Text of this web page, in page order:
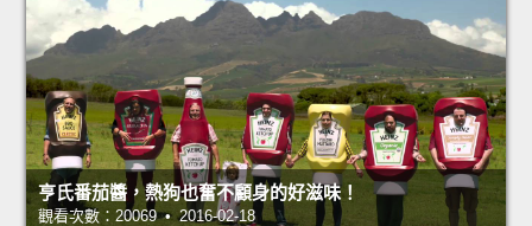
亨氏番茄醬，熱狗也奮不顧身的好滋味！
觀看次數：20069 • 2016-02-18